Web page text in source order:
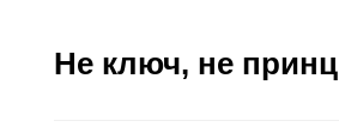
Не ключ, не принц